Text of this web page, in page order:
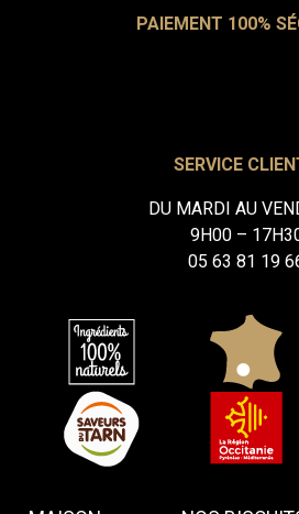
PAIEMENT 100%
SERVICE
DU MARDI AU
9H00 –
05 63 81 19